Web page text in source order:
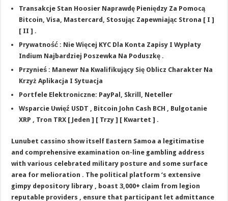
Transakcje Stan Hoosier Naprawdę Pieniędzy Za Pomocą
Bitcoin, Visa, Mastercard, Stosując Zapewniając Strona [ I ]
[ II ] .
Prywatność : Nie Więcej KYC Dla Konta Zapisy I Wypłaty
Indium Najbardziej Poszewka Na Poduszkę .
Przynieś : Manewr Na Kwalifikujący Się Oblicz Charakter Na
Krzyż Aplikacja I Sytuacja
Portfele Elektroniczne: PayPal, Skrill, Neteller
Wsparcie Uwięź USDT , Bitcoin John Cash BCH , Bulgotanie
XRP , Tron TRX [ Jeden ] [ Trzy ] [ Kwartet ] .
Lunubet cassino show itself Eastern Samoa a legitimatise
and comprehensive examination on-line gambling address
with various celebrated military posture and some surface
area for melioration . The political platform ‘s extensive
gimpy depository library , boast 3,000+ claim from legion
reputable providers , ensure that participant let admittance